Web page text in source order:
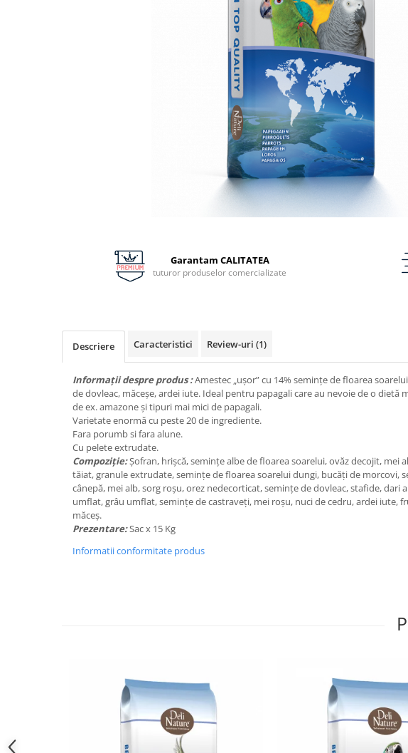
Facebook
Garantam CALITATEA
tuturor produselor comercializate
Descriere Caracteristici Review-uri (1)
Informații despre produs :Amestec „ușor” cu 14% semințe de floarea
de dovleac, măceșe, ardei iute. Ideal pentru papagali care au nevoie de o dietă
de ex. amazone și tipuri mai mici de papagali.
Varietate enormă cu peste 20 de ingrediente.
Fara porumb si fara alune.
Cu pelete extrudate.
Compoziţie:Șofran, hrișcă, semințe albe de floarea soarelui, ovăz decojit, mei
tăiat, granule extrudate, semințe de floarea soarelui dungi, bucăți de morcovi,
cânepă, mei alb, sorg roșu, orez nedecorticat, semințe de dovleac, stafide, dari
umflat, grâu umflat, semințe de castraveți, mei roșu, nuci de cedru, ardei iute,
măceș.
Prezentare:Sac x 15 Kg
Informatii conformitate produs